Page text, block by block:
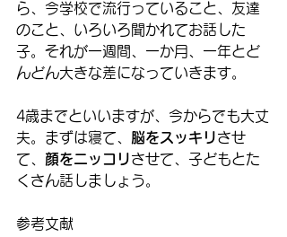
ら、今学校で流行っていること、友達
のこと、いろいろ聞かれてお話した
子。それが一週間、一か月、一年とど
んどん大きな差になっていきます。
4歳までといいますが、今からでも大丈
夫。まずは寝て、 脳をスッキリさせ
て、 顔をニッコリさせて、子どもとた
くさん話しましょう。
参考文献